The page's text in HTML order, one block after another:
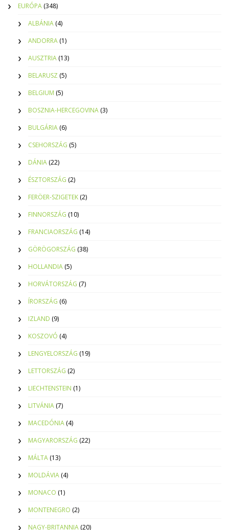
EURÓPA (348)
ALBÁNIA (4)
ANDORRA (1)
AUSZTRIA (13)
BELARUSZ (5)
BELGIUM (5)
BOSZNIA-HERCEGOVINA (3)
BULGÁRIA (6)
CSEHORSZÁG (5)
DÁNIA (22)
ÉSZTORSZÁG (2)
FERÖER-SZIGETEK (2)
FINNORSZÁG (10)
FRANCIAORSZÁG (14)
GÖRÖGORSZÁG (38)
HOLLANDIA (5)
HORVÁTORSZÁG (7)
ÍRORSZÁG (6)
IZLAND (9)
KOSZOVÓ (4)
LENGYELORSZÁG (19)
LETTORSZÁG (2)
LIECHTENSTEIN (1)
LITVÁNIA (7)
MACEDÓNIA (4)
MAGYARORSZÁG (22)
MÁLTA (13)
MOLDÁVIA (4)
MONACO (1)
MONTENEGRO (2)
NAGY-BRITANNIA (20)